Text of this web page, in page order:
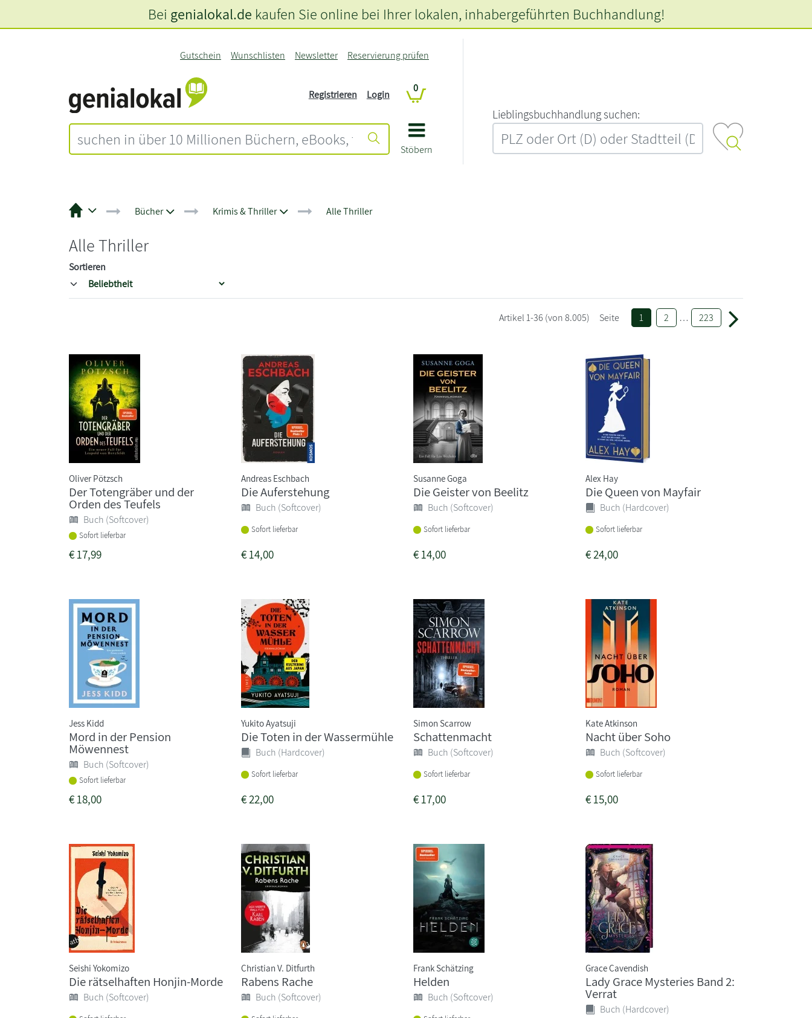
Stöbern
Gutschein Wunschlisten Newsletter Reservierung prüfen
Registrieren Login
0
L‍i‍e‍b‍l‍i‍n‍g‍s‍b‍u‍c‍h‍h‍a‍n‍d‍l‍u‍n‍g‍ ‍s‍u‍c‍h‍e‍n‍:‍
Bei genialokal.de kaufen Sie online bei Ihrer lokalen, inhabergeführten Buchhandlung!
Bücher Krimis & Thriller Alle Thriller
Alle Thriller
Sortieren
Artikel1-36 (von 8.005) Seite 1 2 … 223
Oliver Pötzsch
Der Totengräber und der
Orden des Teufels
Buch (Softcover)
Sofort lieferbar
€17,99
Andreas Eschbach
Die Auferstehung
Buch (Softcover)
Sofort lieferbar
€14,00
Susanne Goga
Die Geister von Beelitz
Buch (Softcover)
Sofort lieferbar
€14,00
Alex Hay
Die Queen von Mayfair
Buch (Hardcover)
Sofort lieferbar
€24,00
Jess Kidd
Mord in der Pension
Möwennest
Buch (Softcover)
Sofort lieferbar
€18,00
Yukito Ayatsuji
Die Toten in der Wassermühle
Buch (Hardcover)
Sofort lieferbar
€22,00
Simon Scarrow
Schattenmacht
Buch (Softcover)
Sofort lieferbar
€17,00
Kate Atkinson
Nacht über Soho
Buch (Softcover)
Sofort lieferbar
€15,00
Seishi Yokomizo
Die rätselhaften Honjin-Morde
Buch (Softcover)
Christian V. Ditfurth
Rabens Rache
Buch (Softcover)
Frank Schätzing
Helden
Buch (Softcover)
Grace Cavendish
Lady Grace Mysteries Band 2:
Verrat
Buch (Hardcover)